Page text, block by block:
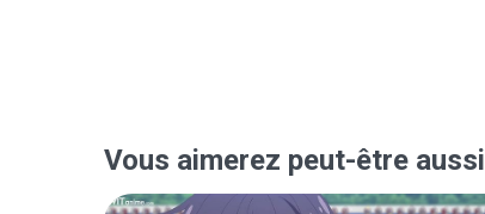
Vous aimerez peut-être aussi